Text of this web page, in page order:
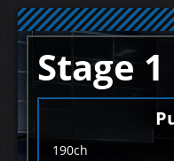
Stage 1
190ch